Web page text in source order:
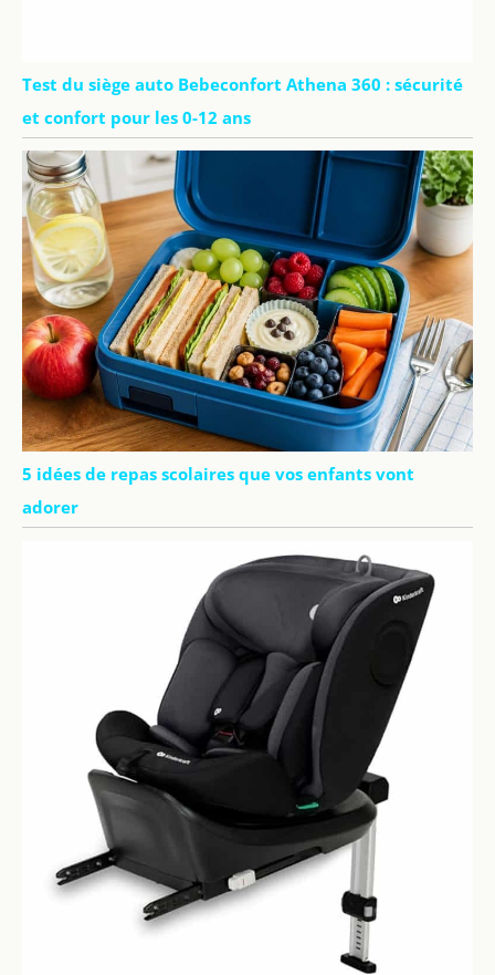
Test du siège auto Bebeconfort Athena 360 : sécurité
et confort pour les 0-12 ans
5 idées de repas scolaires que vos enfants vont
adorer